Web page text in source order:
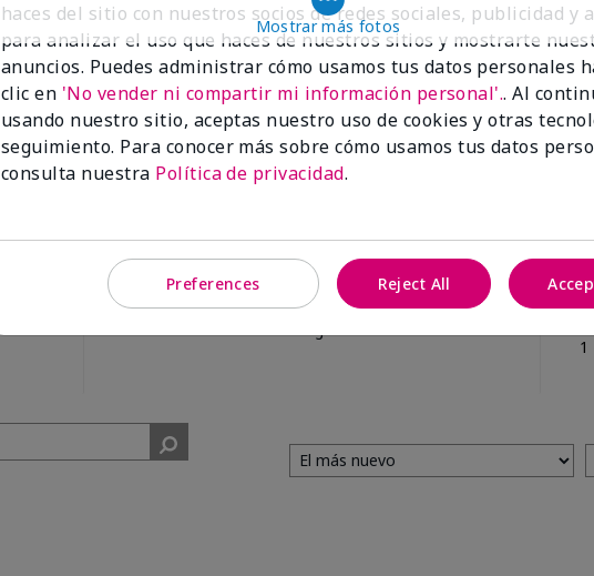
Mostrar más fotos
de los encuestados
recomendaría a un
4
2
1
haces del sitio con nuestros socios de redes sociales, publicidad y
para analizar el uso que haces de nuestros sitios y mostrarte
anuncios. Puedes administrar cómo usamos tus datos personales
clic en 'No vender ni compartir mi información personal'.. Al
usando nuestro sitio, aceptas nuestro uso de cookies y otras
seguimiento. Para conocer más sobre cómo usamos tus datos
consulta nuestra Política de privacidad.
Preferences Reject All